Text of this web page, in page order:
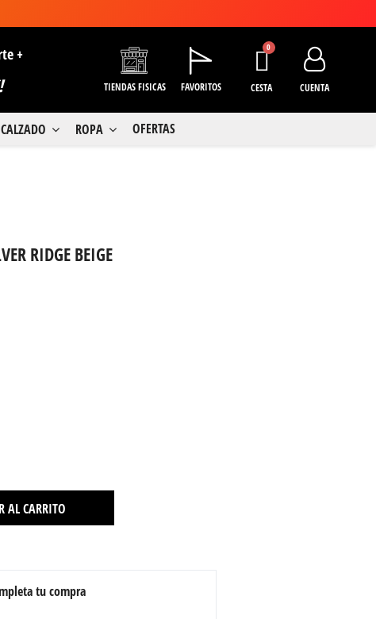
+
TIENDAS FISICAS FAVORITOS CESTA CUENTA
CALZADO ROPA OFERTAS
RIDGE BEIGE
AL CARRITO
tu compra